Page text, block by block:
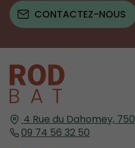
CONTACTEZ-NOUS
4 Rue du Dahomey,
09 74 56 32 50